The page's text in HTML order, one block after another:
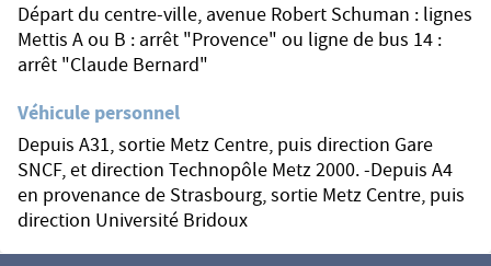
Départ du centre-ville, avenue Robert Schuman : lignes
Mettis A ou B : arrêt "Provence" ou ligne de bus 14 :
arrêt "Claude Bernard"
Véhicule personnel
Depuis A31, sortie Metz Centre, puis direction Gare
SNCF, et direction Technopôle Metz 2000. -Depuis A4
en provenance de Strasbourg, sortie Metz Centre, puis
direction Université Bridoux